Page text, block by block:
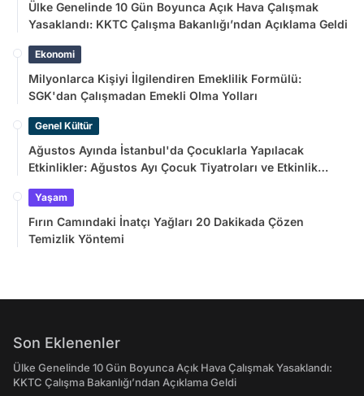
Ülke Genelinde 10 Gün Boyunca Açık Hava Çalışmak
Yasaklandı: KKTC Çalışma Bakanlığı’ndan Açıklama Geldi
Ekonomi
Milyonlarca Kişiyi İlgilendiren Emeklilik Formülü:
SGK'dan Çalışmadan Emekli Olma Yolları
Genel Kültür
Ağustos Ayında İstanbul'da Çocuklarla Yapılacak
Etkinlikler: Ağustos Ayı Çocuk Tiyatroları ve Etkinlik
Yaşam
Fırın Camındaki İnatçı Yağları 20 Dakikada Çözen
Temizlik Yöntemi
Son Eklenenler
Ülke Genelinde 10 Gün Boyunca Açık Hava Çalışmak Yasaklandı:
KKTC Çalışma Bakanlığı’ndan Açıklama Geldi